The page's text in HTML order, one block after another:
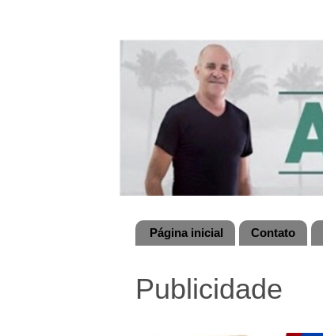
Página inicial Contato
Publicidade